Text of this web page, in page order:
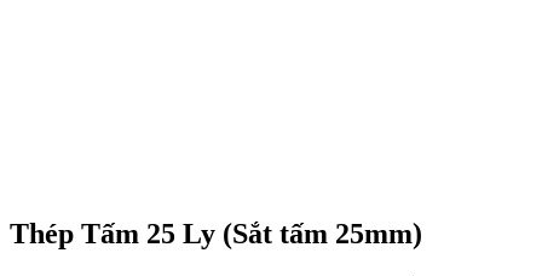
Thép Tấm 25 Ly (Sắt tấm 25mm)